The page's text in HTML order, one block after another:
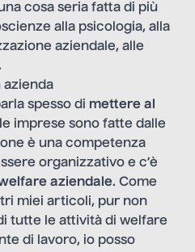
cosa seria fatta di più
alla psicologia, alla
aziendale, alle
azienda
spesso di mettere al
imprese sono fatte dalle
è una competenza
organizzativo e c’è
aziendale. Come
miei articoli, pur non
tutte le attività di welfare
di lavoro, io posso